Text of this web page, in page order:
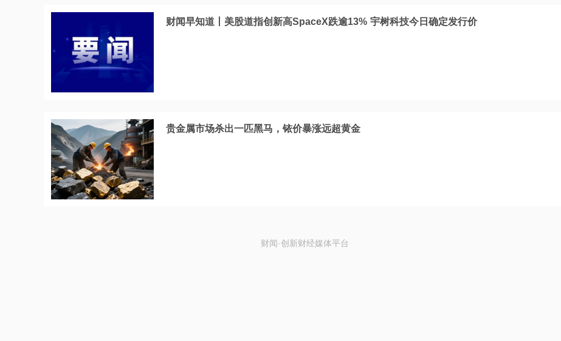
财闻早知道丨美股道指创新高SpaceX跌逾13% 宇树科技今日确定发行价
贵金属市场杀出一匹黑马，铱价暴涨远超黄金
财闻·创新财经媒体平台